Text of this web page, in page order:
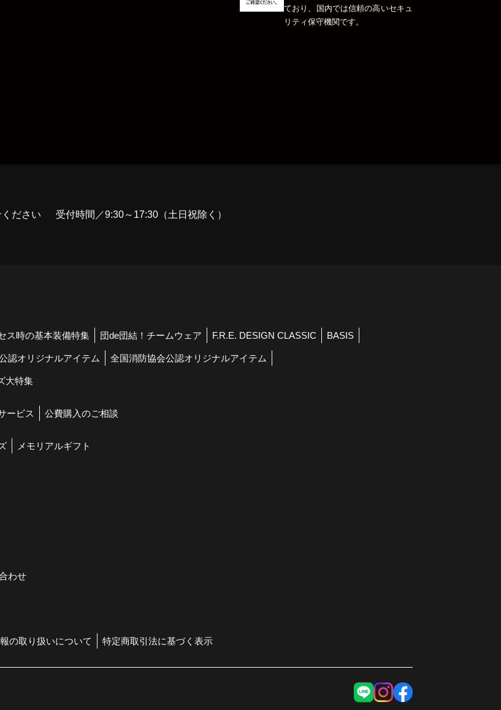
ており、国内では信頼の高いセキュ
リティ保守機関です。
ださい 受付時間／9:30～17:30（土日祝除く）
ス時の基本装備特集 団de団結！チームウェア F.R.E. DESIGN CLASSIC BASIS
認オリジナルアイテム 全国消防協会公認オリジナルアイテム
大特集
ービス 公費購入のご相談
メモリアルギフト
わせ
の取り扱いについて 特定商取引法に基づく表示